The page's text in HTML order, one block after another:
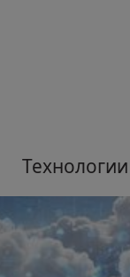
Технологии